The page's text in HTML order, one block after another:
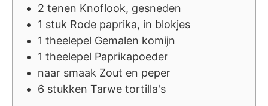
2 tenen Knoflook, gesneden
1 stuk Rode paprika, in blokjes
1 theelepel Gemalen komijn
1 theelepel Paprikapoeder
naar smaak Zout en peper
6 stukken Tarwe tortilla's